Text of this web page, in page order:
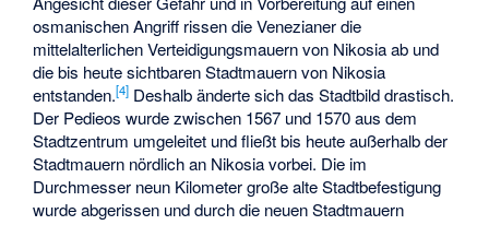
osmanischen Angriff rissen die Venezianer die
mittelalterlichen Verteidigungsmauern von Nikosia ab und
die bis heute sichtbarenStadtmauern von Nikosia
entstanden.[4] Deshalb änderte sich das Stadtbild drastisch.
Der Pedieos wurde zwischen 1567 und 1570 aus dem
Stadtzentrum umgeleitet und fließt bis heute außerhalb der
Stadtmauern nördlich an Nikosia vorbei. Die im
Durchmesser neun Kilometer große alte Stadtbefestigung
wurde abgerissen und durch die neuen Stadtmauern